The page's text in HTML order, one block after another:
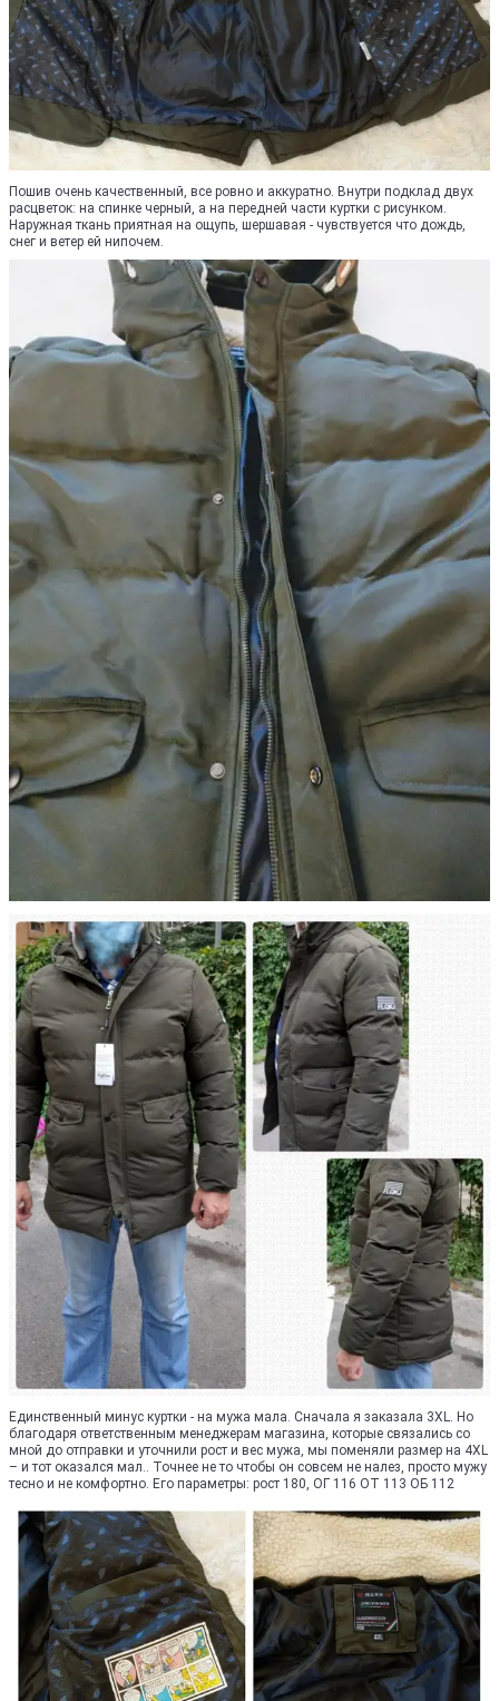
Пошив очень качественный, все ровно и аккуратно. Внутри подклад двух
расцветок: на спинке черный, а на передней части куртки с рисунком.
Наружная ткань приятная на ощупь, шершавая - чувствуется что дождь,
снег и ветер ей нипочем.
Единственный минус куртки - на мужа мала. Сначала я заказала 3XL. Но
благодаря ответственным менеджерам магазина, которые связались со
мной до отправки и уточнили рост и вес мужа, мы поменяли размер на 4XL
– и тот оказался мал.. Точнее не то чтобы он совсем не налез, просто мужу
тесно и не комфортно. Его параметры: рост 180, ОГ 116 ОТ 113 ОБ 112